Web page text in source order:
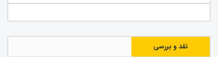
نقد و بررسی